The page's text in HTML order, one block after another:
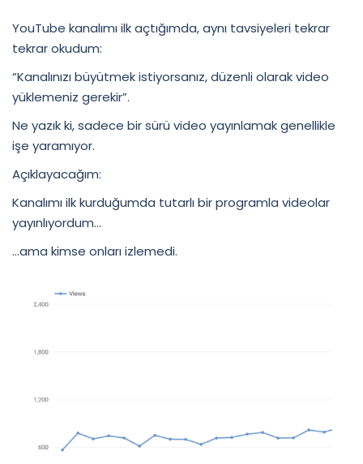
YouTube kanalımı ilk açtığımda, aynı tavsiyeleri tekrar
tekrar okudum:
“Kanalınızı büyütmek istiyorsanız, düzenli olarak video
yüklemeniz gerekir”.
Ne yazık ki, sadece bir sürü video yayınlamak genellikle
işe yaramıyor.
Açıklayacağım:
Kanalımı ilk kurduğumda tutarlı bir programla videolar
yayınlıyordum…
…ama kimse onları izlemedi.